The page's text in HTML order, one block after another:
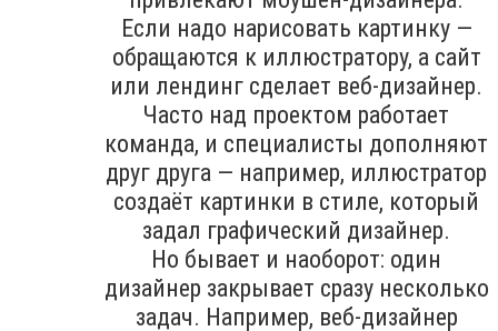
Если надо нарисовать картинку —
обращаются к иллюстратору, а сайт
или лендинг сделает веб-дизайнер.
Часто над проектом работает
команда, и специалисты дополняют
друг друга — например, иллюстратор
создаёт картинки в стиле, который
задал графический дизайнер.
Но бывает и наоборот: один
дизайнер закрывает сразу несколько
задач. Например, веб-дизайнер